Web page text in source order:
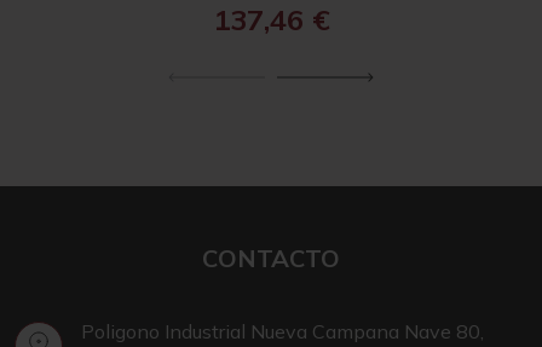
137,46 €
CONTACTO
Poligono Industrial Nueva Campana Nave 80,